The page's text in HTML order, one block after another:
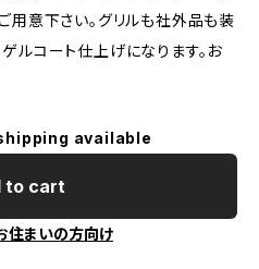
用意下さい。グリルも社外品も装
ルコート仕上げになります。お
available
to cart
住まいの方向け